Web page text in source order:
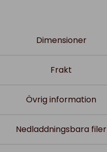
Dimensioner
Frakt
Övrig information
Nedladdningsbara filer